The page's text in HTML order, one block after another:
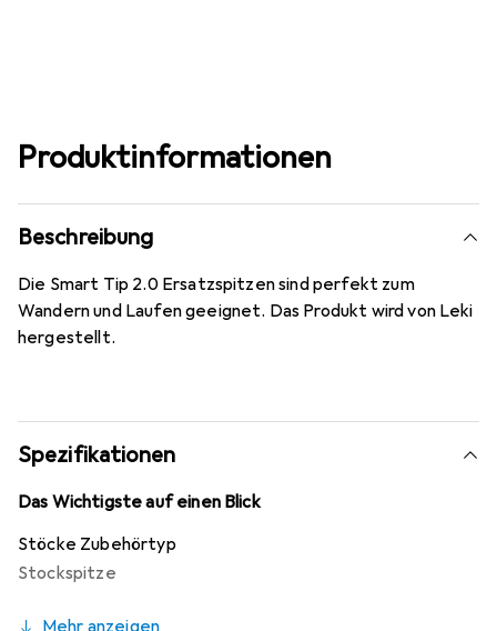
Produktinformationen
Beschreibung
Die Smart Tip 2.0 Ersatzspitzen sind perfekt zum
Wandern und Laufen geeignet. Das Produkt wird von Leki
hergestellt.
Spezifikationen
Das Wichtigste auf einen Blick
Stöcke Zubehörtyp
Stockspitze